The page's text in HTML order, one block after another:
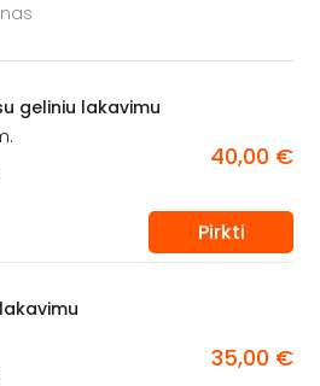
geliniu lakavimu
40,00 €
Pirkti
35,00 €